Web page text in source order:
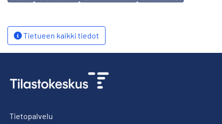
Tietueen kaikki tiedot
Tietopalvelu